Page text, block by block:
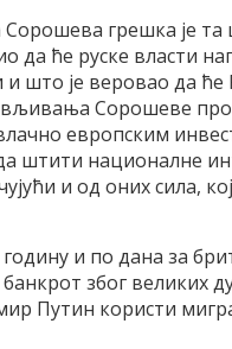
грешка је та
да ће руске власти
што је веровао да ће
Сорошеве
европским
штити националне
и од оних сила,
и по дана за
због великих
Путин користи